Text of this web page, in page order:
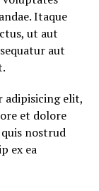
Itaque
ut aut
aut
adipisicing elit,
et dolore
nostrud
ex ea